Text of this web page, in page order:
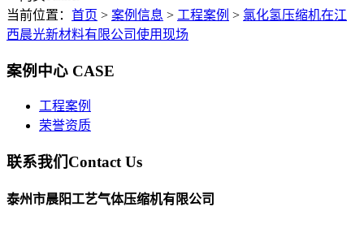
当前位置： 首页 > 案例信息 > 工程案例 > 氯化氢压缩机在江
西晨光新材料有限公司使用现场
案例中心 CASE
工程案例
荣誉资质
联系我们Contact Us
泰州市晨阳工艺气体压缩机有限公司